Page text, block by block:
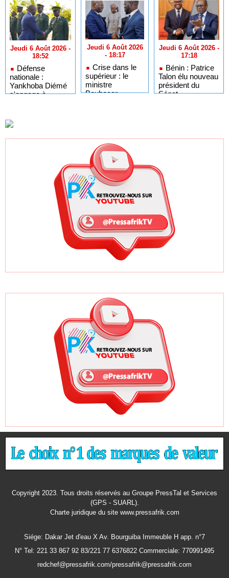
Jeudi 6 Août 2026 -
18:52
Défense
nationale :
Yankhoba Diémé
s'engage à
opérationnels de
l'Armée de Terre
Jeudi 6 Août 2026
- 18:17
Crise dans le
supérieur : le
ministre
Boubacar
l'instabilité des
universités
Jeudi 6 Août 2026 -
17:18
Bénin : Patrice
Talon élu nouveau
président du
Sénat
Copyright 2023. Tous droits réservés au Groupe PressTal et Services
(GPS - SUARL).
Charte juridiquedu site www.pressafrik.com
Siége: Dakar Jet d'eau X Av. Bourguiba Immeuble H app. n°7
N° Tel: 221 33 867 92 83/221 77 6376822 Commerciale: 770991495
redchef@pressafrik.com/pressafrik@pressafrik.com